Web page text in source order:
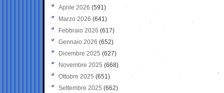
Aprile 2026 (591)
Marzo 2026 (641)
Febbraio 2026 (617)
Gennaio 2026 (652)
Dicembre 2025 (627)
Novembre 2025 (668)
Ottobre 2025 (651)
Settembre 2025 (662)